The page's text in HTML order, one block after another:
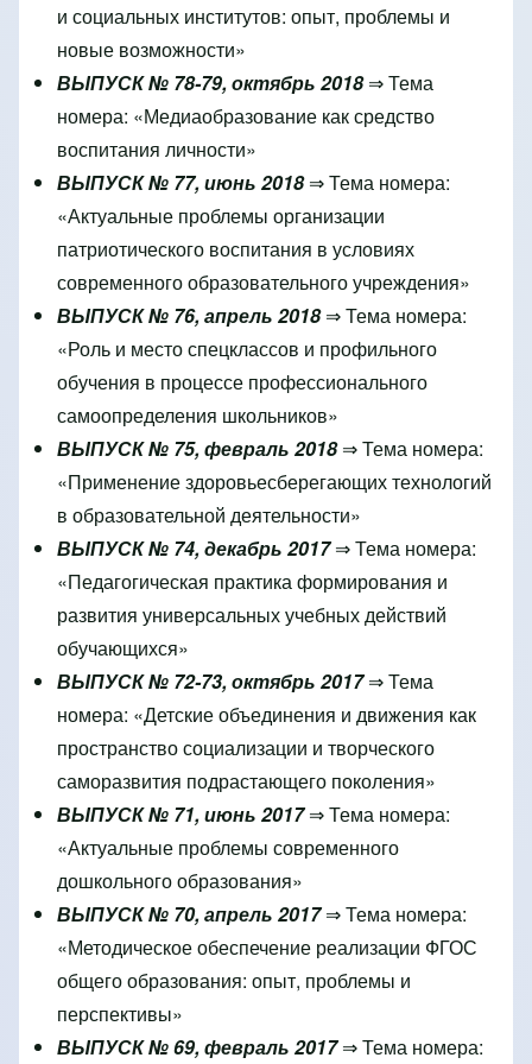
и социальных институтов: опыт, проблемы и
новые возможности»
ВЫПУСК № 78-79, октябрь 2018 ⇒ Тема
номера: «Медиаобразование как средство
воспитания личности»
ВЫПУСК № 77, июнь 2018⇒ Тема номера:
«Актуальные проблемы организации
патриотического воспитания в условиях
современного образовательного учреждения»
ВЫПУСК № 76, апрель 2018⇒ Тема номера:
«Роль и место спецклассов и профильного
обучения в процессе профессионального
самоопределения школьников»
ВЫПУСК № 75, февраль 2018⇒ Тема номера:
«Применение здоровьесберегающих технологий
в образовательной деятельности»
ВЫПУСК № 74, декабрь 2017 ⇒ Тема номера:
«Педагогическая практика формирования и
развития универсальных учебных действий
обучающихся»
ВЫПУСК № 72-73, октябрь 2017⇒ Тема
номера: «Детские объединения и движения как
пространство социализации и творческого
саморазвития подрастающего поколения»
ВЫПУСК № 71, июнь 2017⇒ Тема номера:
«Актуальные проблемы современного
дошкольного образования»
ВЫПУСК № 70, апрель 2017⇒ Тема номера:
«Методическое обеспечение реализации ФГОС
общего образования: опыт, проблемы и
перспективы»
ВЫПУСК № 69, февраль 2017 ⇒ Тема номера: